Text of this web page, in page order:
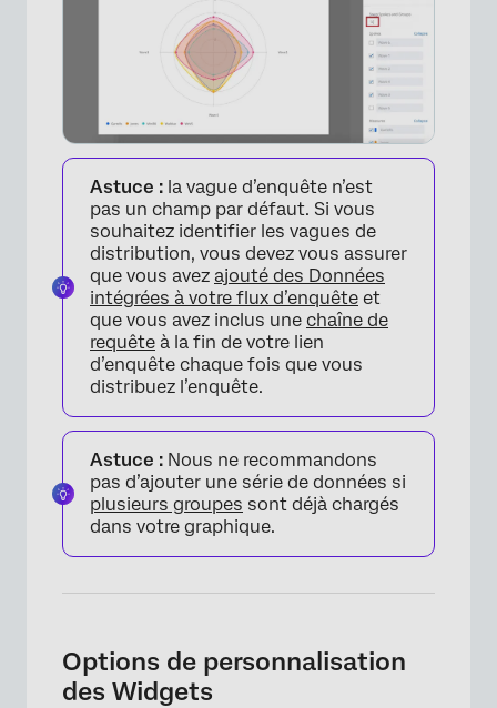
×
Astuce : la vague d’enquête n’est
pas un champ par défaut. Si vous
souhaitez identifier les vagues de
distribution, vous devez vous assurer
que vous avez ajouté des Données
intégrées à votre flux d’enquête et
que vous avez inclus une chaîne de
requête à la fin de votre lien
d’enquête chaque fois que vous
distribuez l’enquête.
Astuce : Nous ne recommandons
pas d’ajouter une série de données si
plusieurs groupes sont déjà chargés
dans votre graphique.
Options de personnalisation
des Widgets